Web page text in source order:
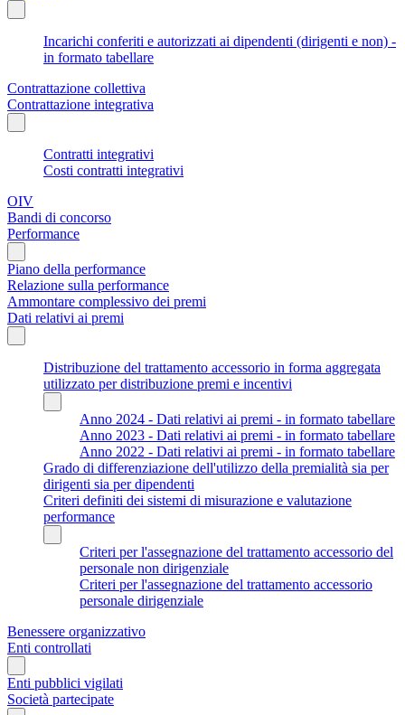
Incarichi conferiti e autorizzati ai dipendenti (dirigenti e non) -
in formato tabellare
Contrattazione collettiva
Contrattazione integrativa
Contratti integrativi
Costi contratti integrativi
OIV
Bandi di concorso
Performance
Piano della performance
Relazione sulla performance
Ammontare complessivo dei premi
Dati relativi ai premi
Distribuzione del trattamento accessorio in forma aggregata
utilizzato per distribuzione premi e incentivi
Anno 2024 - Dati relativi ai premi - in formato tabellare
Anno 2023 - Dati relativi ai premi - in formato tabellare
Anno 2022 - Dati relativi ai premi - in formato tabellare
Grado di differenziazione dell'utilizzo della premialità sia per
dirigenti sia per dipendenti
Criteri definiti dei sistemi di misurazione e valutazione
performance
Criteri per l'assegnazione del trattamento accessorio del
personale non dirigenziale
Criteri per l'assegnazione del trattamento accessorio
personale dirigenziale
Benessere organizzativo
Enti controllati
Enti pubblici vigilati
Società partecipate